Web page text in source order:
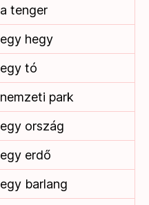
a tenger
egy hegy
egy tó
nemzeti park
egy ország
egy erdő
egy barlang